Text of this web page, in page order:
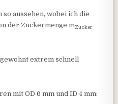
aussehen, wobei ich die
der Zuckermenge mZucker
extrem schnell
mit OD 6 mm und ID 4 mm: